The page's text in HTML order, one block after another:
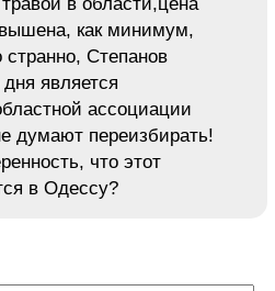
в области,цена
как минимум,
Степанов
является
ассоциации
думают переизбирать!
что этот
в Одессу?